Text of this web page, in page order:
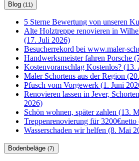
Blog (11)
5 Sterne Bewertung von unseren
Alte Holztreppe renovieren in
(17. Juli 2026)
Besucherrekord bei www.maler-
Handwerksmeister fahren Porsche
Kostenvoranschlag Kostenlos?
Maler Schortens aus der Region
Pfusch vom Vorgewerk (1. Juni
Renovieren lassen in Jever,
2026)
Schön wohnen, später zahlen (13.
Treppenrenovierung für
Wasserschaden wir helfen (8. Mai
Bodenbeläge (7)